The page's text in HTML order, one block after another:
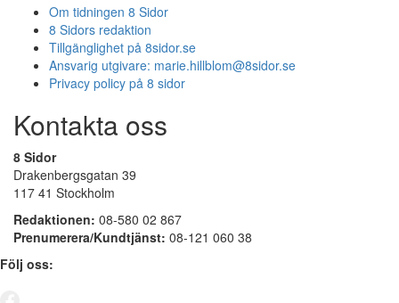
Om tidningen 8 Sidor
8 Sidors redaktion
Tillgänglighet på 8sidor.se
Ansvarig utgivare: marie.hillblom@8sidor.se
Privacy policy på 8 sidor
Kontakta oss
8 Sidor
Drakenbergsgatan 39
117 41 Stockholm
Redaktionen: 08-580 02 867
Prenumerera/Kundtjänst: 08-121 060 38
Följ oss: